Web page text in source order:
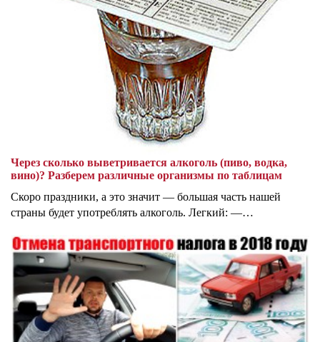
Через сколько выветривается алкоголь (пиво, водка,
вино)? Разберем различные организмы по таблицам
Скоро праздники, а это значит — большая часть нашей
страны будет употреблять алкоголь. Легкий: —…